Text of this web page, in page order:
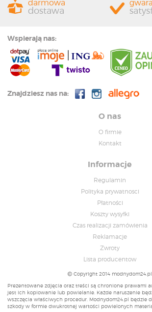
darmowa
dostawa
Wspierają nas:
Znajdziesz nas na:
O nas
O firmie
Kontakt
Informacje
Regulamin
Polityka prywatnosci
Płatności
Koszty wysyłki
Czas realizacji zamówienia
Reklamacje
Zwroty
Lista producentow
Copyright 2014 modnydom24.pl
Prezentowane zdjęcia oraz treści są chronione prawami
jest ich kopiowanie lub powielanie. Każde naruszenie
wszczęcia właściwych procedur. Modnydom24.pl będzie
szkody w formie dwukrotnej wartości powielonych